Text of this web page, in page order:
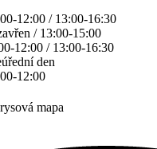
12:00 / 13:00-16:30
/ 13:00-15:00
12:00 / 13:00-16:30
den
12:00